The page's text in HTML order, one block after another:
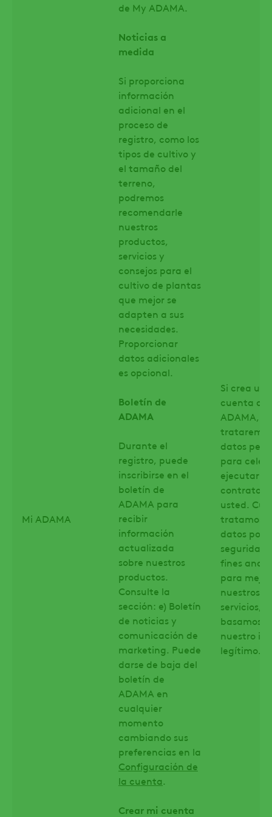
Mi ADAMA
de My ADAMA.
Noticias a
medida
Si proporciona
información
adicional en el
proceso de
registro, como los
tipos de cultivo y
el tamaño del
terreno,
podremos
recomendarle
nuestros
productos,
servicios y
consejos para el
cultivo de plantas
que mejor se
adapten a sus
necesidades.
Proporcionar
datos adicionales
es opcional.
Boletín de
ADAMA
Durante el
registro, puede
inscribirse en el
boletín de
ADAMA para
recibir
información
actualizada
sobre nuestros
productos.
Consulte la
sección: e) Boletín
de noticias y
comunicación de
marketing. Puede
darse de baja del
boletín de
ADAMA en
cualquier
momento
cambiando sus
preferencias en la
Configuración de
la cuenta.
Crear mi cuenta
Si crea una
cuenta de
ADAMA,
datos
para
ejecutar
contrato
usted.
tratamos
datos por
seguridad,
fines
para
nuestros
servicios,
basamos
nuestro
legítimo.